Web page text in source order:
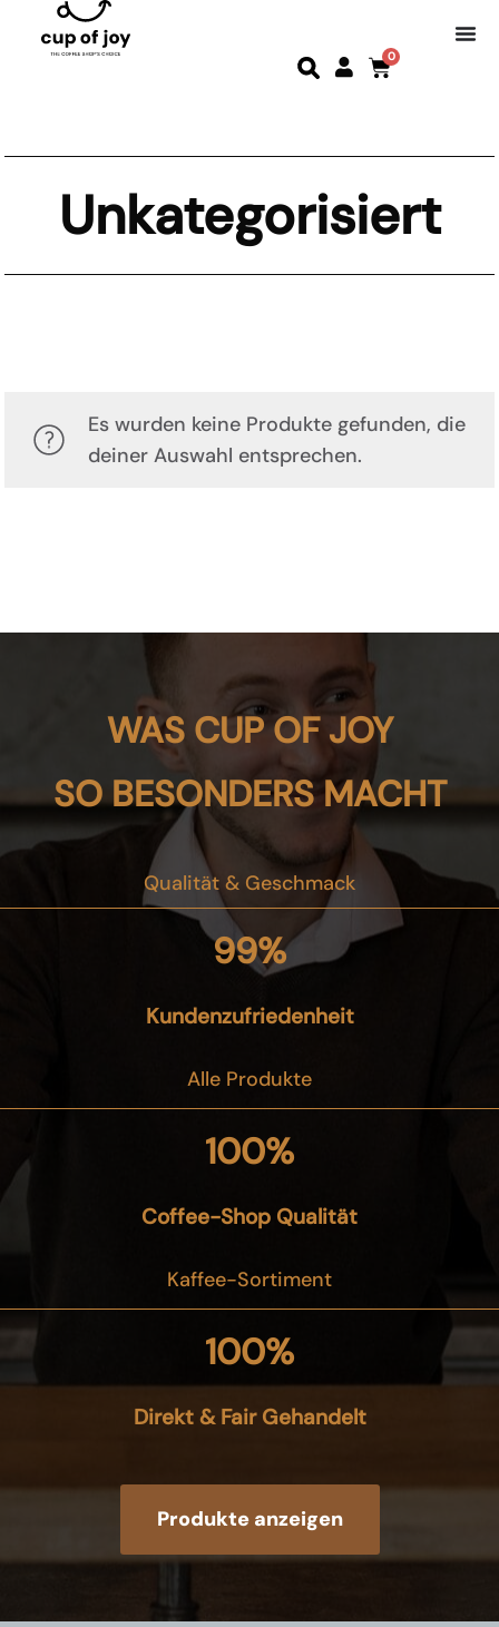
0
Unkategorisiert
Es wurden keine Produkte gefunden, die
deiner Auswahl entsprechen.
WAS CUP OF JOY
SO BESONDERS MACHT
Qualität & Geschmack
99%
Kundenzufriedenheit
Alle Produkte
100%
Coffee-Shop Qualität
Kaffee-Sortiment
100%
Direkt & Fair Gehandelt
Produkte anzeigen